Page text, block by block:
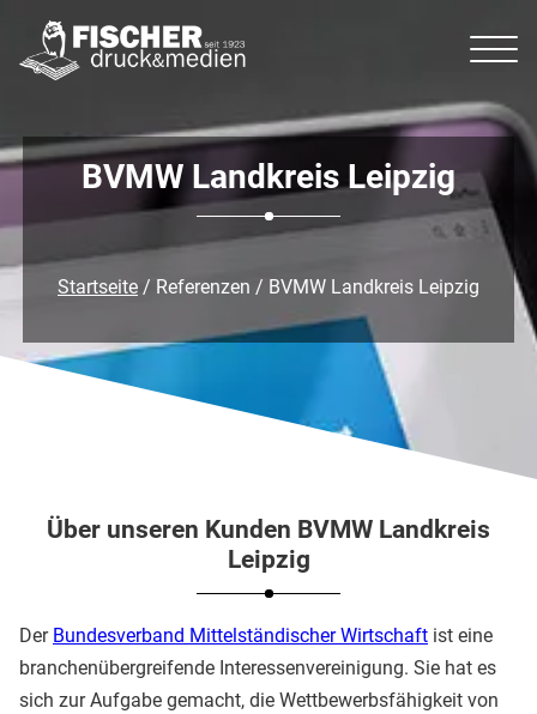
BVMW Landkreis Leipzig
Startseite / Referenzen / BVMW Landkreis Leipzig
Über unseren Kunden BVMW Landkreis
Leipzig
Der Bundesverband Mittelständischer Wirtschaft ist eine
branchenübergreifende Interessenvereinigung. Sie hat es
sich zur Aufgabe gemacht, die Wettbewerbsfähigkeit von